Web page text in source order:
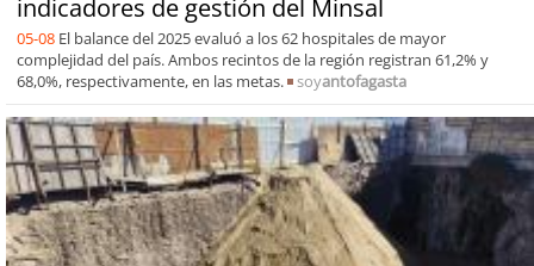
indicadores de gestión del Minsal
05-08 El balance del 2025 evaluó a los 62 hospitales de mayor
complejidad del país. Ambos recintos de la región registran 61,2% y
68,0%, respectivamente, en las metas.
soyantofagasta